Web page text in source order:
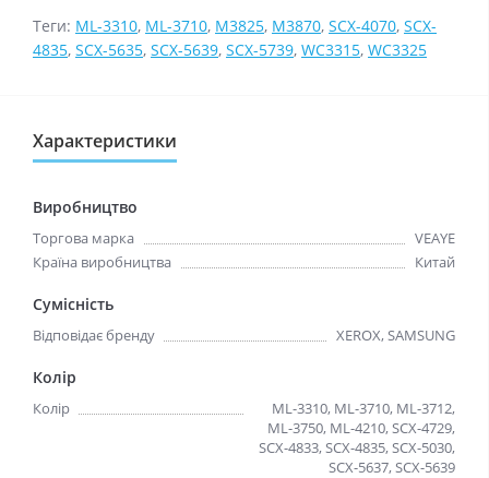
Теги: ML-3310, ML-3710, M3825, M3870, SCX-4070, SCX-
4835, SCX-5635, SCX-5639, SCX-5739, WC3315, WC3325
Характеристики
Виробництво
Торгова марка
VEAYE
Країна виробництва
Китай
Сумісність
Відповідає бренду XEROX, SAMSUNG
Колір
Колір
ML-3310, ML-3710, ML-3712,
ML-3750, ML-4210, SCX-4729,
SCX-4833, SCX-4835, SCX-5030,
SCX-5637, SCX-5639